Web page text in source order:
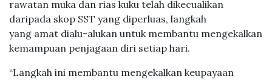
Sementara itu, perkhidmatan seperti gunting rambut,
rawatan muka dan rias kuku telah dikecualikan
daripada skop SST yang diperluas, langkah
yang amat dialu-alukan untuk membantu mengekalkan